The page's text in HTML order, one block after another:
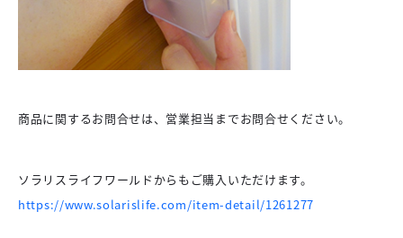
商品に関するお問合せは、営業担当までお問合せください。
ソラリスライフワールドからもご購入いただけます。
https://www.solarislife.com/item-detail/1261277